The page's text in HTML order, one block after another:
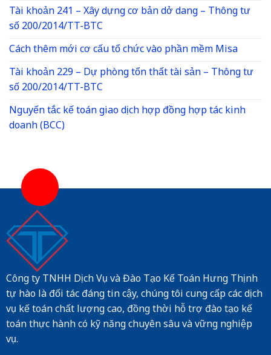
Tài khoản 241 – Xây dựng cơ bản dở dang – Thông tư
số 200/2014/TT-BTC
Cách thêm mới cơ cấu tổ chức vào phần mềm Misa
Tài khoản 229 – Dự phòng tổn thất tài sản – Thông tư
số 200/2014/TT-BTC
Nguyến tắc kế toán giao dịch hợp đồng hợp tác kinh
doanh (BCC)
Công ty TNHH Dịch Vụ và Đào Tạo Kế Toán Hưng Thịnh
tự hào là đối tác đáng tin cậy, chúng tôi cung cấp các dịch
vụ kế toán chất lượng cao, đồng thời hỗ trợ đào tạo kế
toán thực hành có kỹ năng chuyên sâu và vững nghiệp
vụ.